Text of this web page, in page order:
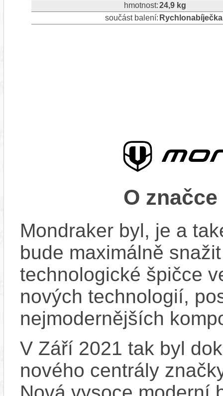
hmotnost:24,9 kg
součást balení:
O značce
Mondraker byl, je a
bude maximálně
technologické špičce
nových technologií,
nejmodernějších
V Září 2021 tak byl
nového centrály